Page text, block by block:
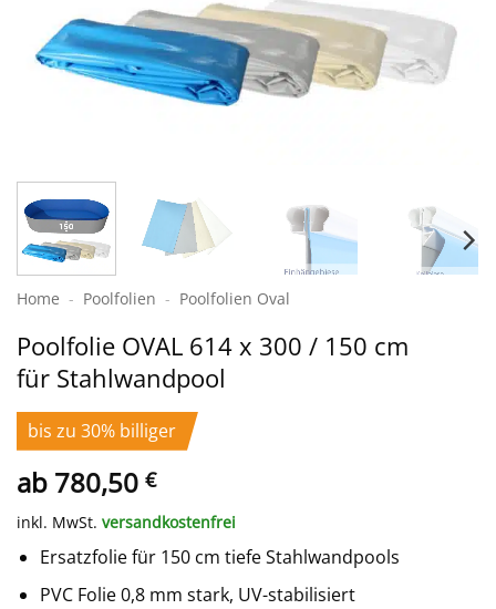
Home - Poolfolien - Poolfolien Oval
Poolfolie OVAL 614 x 300 / 150 cm
für Stahlwandpool
bis zu 30% billiger
ab 780,50 €
inkl. MwSt. versandkostenfrei
Ersatzfolie für 150 cm tiefe Stahlwandpools
PVC Folie 0,8 mm stark, UV-stabilisiert